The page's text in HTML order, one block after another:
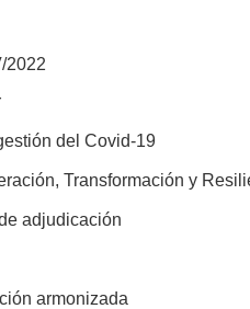
2022
del Covid-19
Transformación y
adjudicación
armonizada